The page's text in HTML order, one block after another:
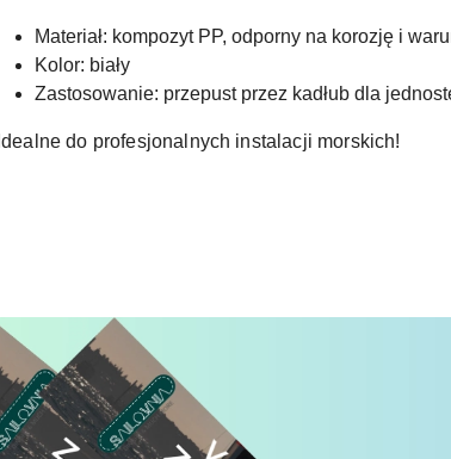
Materiał: kompozyt PP, odporny na korozję i
Kolor: biały
Zastosowanie: przepust przez kadłub dla
Idealne do profesjonalnych instalacji morskich!